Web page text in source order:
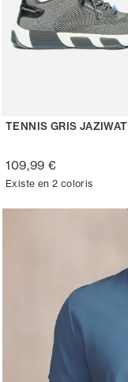
TENNIS GRIS JAZIWAT
109,99 €
Existe en 2 coloris